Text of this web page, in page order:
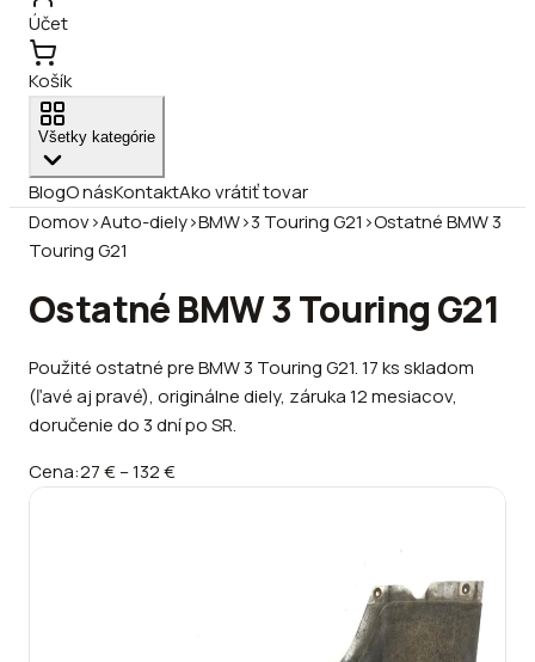
Účet
Košík
Všetky kategórie
BlogO násKontaktAko vrátiť tovar
Domov›Auto-diely›BMW›3 Touring G21 ›Ostatné BMW 3
Touring G21
Ostatné BMW 3 Touring G21
Použité ostatné pre BMW 3 Touring G21. 17 ks skladom
(ľavé aj pravé), originálne diely, záruka 12 mesiacov,
doručenie do 3 dní po SR.
Cena:27 €–132 €